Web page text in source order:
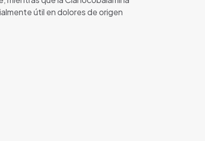
útil en dolores de origen